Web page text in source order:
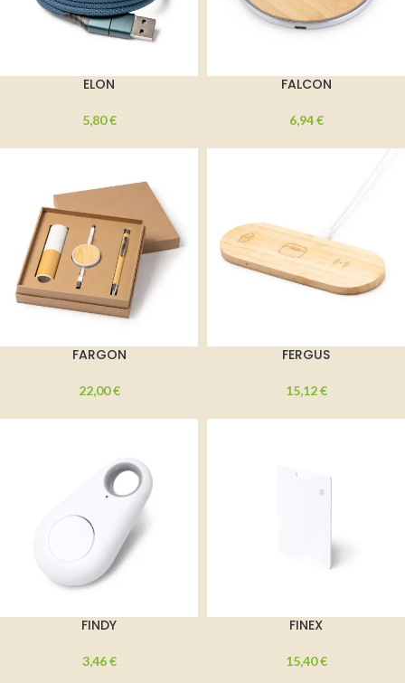
ELON
5,80€
FALCON
6,94€
FARGON
22,00€
FERGUS
15,12€
FINDY
3,46€
FINEX
15,40€